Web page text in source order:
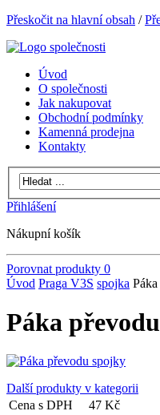
Přeskočit na hlavní obsah /
Úvod
O společnosti
Jak nakupovat
Obchodní podmínky
Kamenná prodejna
Kontakty
Přihlášení
Nákupní košík
Porovnat produkty 0
Úvod Praga V3S spojka
Páka
Další produkty v kategorii
Cena s DPH
47 Kč